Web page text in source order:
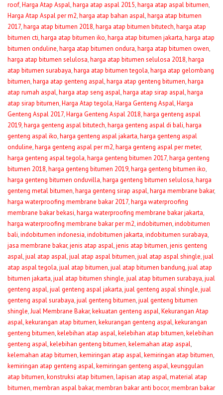
roof,Harga Atap Aspal,harga atap aspal 2015,harga atap aspal bitumen,
Harga Atap Aspal per m2,harga atap bahan aspal,harga atap bitumen
2017,harga atap bitumen 2018,harga atap bitumen bitutech,harga atap
bitumen cti,harga atap bitumen iko,harga atap bitumen jakarta,harga atap
bitumen onduline,harga atap bitumen ondura,harga atap bitumen owen,
harga atap bitumen selulosa,harga atap bitumen selulosa 2018,harga
atap bitumen surabaya,harga atap bitumen tegola,harga atap gelombang
bitumen,harga atap genteng aspal,harga atap genteng bitumen,harga
atap rumah aspal,harga atap seng aspal,harga atap sirap aspal,harga
atap sirap bitumen,Harga Atap tegola,Harga Genteng Aspal,Harga
Genteng Aspal 2017,Harga Genteng Aspal 2018,harga genteng aspal
2019,harga genteng aspal bitutech,harga genteng aspal di bali,harga
genteng aspal iko,harga genteng aspal jakarta,harga genteng aspal
onduline,harga genteng aspal per m2,harga genteng aspal per meter,
harga genteng aspal tegola,harga genteng bitumen 2017,harga genteng
bitumen 2018,harga genteng bitumen 2019,harga genteng bitumen iko,
harga genteng bitumen onduvilla,harga genteng bitumen selulosa,harga
genteng metal bitumen,harga genteng sirap aspal,harga membrane bakar,
harga waterproofing membrane bakar 2017,harga waterproofing
membrane bakar bekasi,harga waterproofing membrane bakar jakarta,
harga waterproofing membrane bakar per m2,indobitumen,indobitumen
bali,indobitumen indonesia,indobitumen jakarta,indobitumen surabaya,
jasa membrane bakar,jenis atap aspal,jenis atap bitumen,jenis genteng
aspal,jual atap aspal,jual atap aspal bitumen,jual atap aspal shingle,jual
atap aspal tegola,jual atap bitumen,jual atap bitumen bandung,jual atap
bitumen jakarta,jual atap bitumen shingle,jual atap bitumen surabaya,jual
genteng aspal,jual genteng aspal jakarta,jual genteng aspal shingle,jual
genteng aspal surabaya,jual genteng bitumen,jual genteng bitumen
shingle,Jual Membrane Bakar,kekuatan genteng aspal,Kekurangan Atap
aspal,kekurangan atap bitumen,kekurangan genteng aspal,kekurangan
genteng bitumen,kelebihan atap aspal,kelebihan atap bitumen,kelebihan
genteng aspal,kelebihan genteng bitumen,kelemahan atap aspal,
kelemahan atap bitumen,kemiringan atap aspal,kemiringan atap bitumen,
kemiringan atap genteng aspal,kemiringan genteng aspal,keunggulan
atap bitumen,konstruksi atap bitumen,lapisan atap aspal,material atap
bitumen,membran aspal bakar,membran bakar anti bocor,membran bakar